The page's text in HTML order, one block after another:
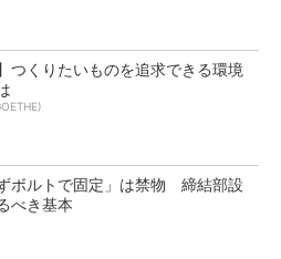
つくりたいものを追求できる環境
ずボルトで固定」は禁物 締結部設
べき基本